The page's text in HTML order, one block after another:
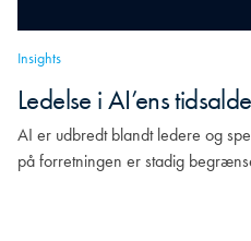
Insights
Ledelse i AI’ens
AI er udbredt blandt ledere og
på forretningen er stadig